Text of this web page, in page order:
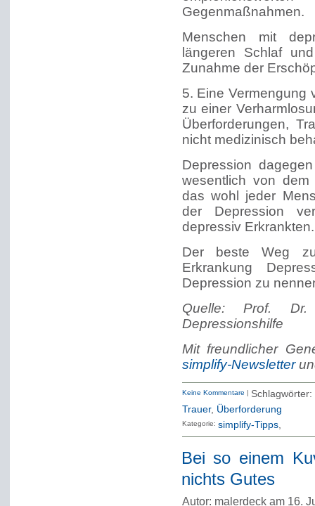
Gegenmaßnahmen.
Menschen mit
längeren Schlaf
Zunahme der
5. Eine Vermengung
zu einer
Überforderungen,
nicht medizinisch
Depression
wesentlich von dem
das wohl jeder
der Depression
depressiv Erkrankten.
Der beste Weg
Erkrankung
Depression zu
Quelle: Prof. Dr.
Depressionshilfe
Mit freundlicher
simplify-Newsletter
Keine Kommentare |
Trauer, Überforderung
Kategorie: simplify-Tipps
Bei so einem
nichts Gutes
Autor: malerdeck am 16.